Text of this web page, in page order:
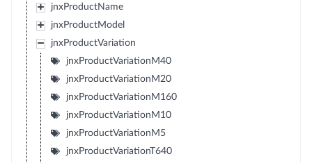
jnxProductName
jnxProductModel
jnxProductVariation
jnxProductVariationM40
jnxProductVariationM20
jnxProductVariationM160
jnxProductVariationM10
jnxProductVariationM5
jnxProductVariationT640